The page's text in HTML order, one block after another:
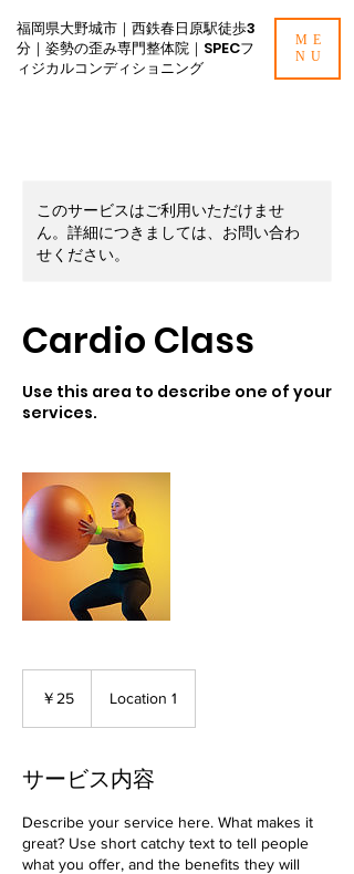
福岡県大野城市｜西鉄春日原駅徒歩3
分｜姿勢の歪み専門整体院｜SPECフ
ィジカルコンディショニング
ME
NU
このサービスはご利用いただけませ
ん。詳細につきましては、お問い合わ
せください。
Cardio Class
Use this area to describe one of your
services.
￥25 Location 1
サービス内容
Describe your service here. What makes it
great? Use short catchy text to tell people
what you offer, and the benefits they will